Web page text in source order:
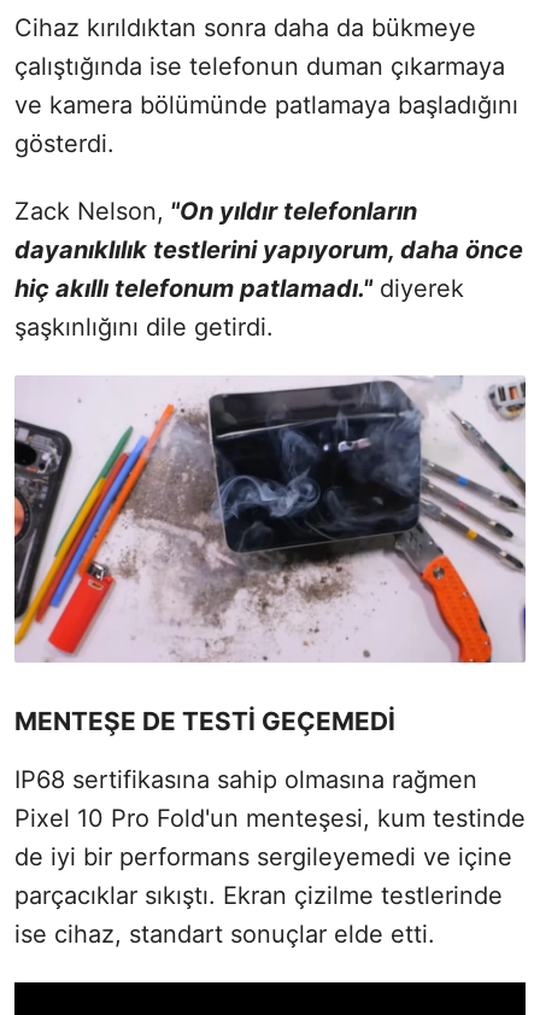
Cihaz kırıldıktan sonra daha da bükmeye
çalıştığında ise telefonun duman çıkarmaya
ve kamera bölümünde patlamaya başladığını
gösterdi.
Zack Nelson, "On yıldır telefonların
dayanıklılık testlerini yapıyorum, daha önce
hiç akıllı telefonum patlamadı."diyerek
şaşkınlığını dile getirdi.
MENTEŞE DE TESTİ GEÇEMEDİ
IP68 sertifikasına sahip olmasına rağmen
Pixel 10 Pro Fold'un menteşesi, kum testinde
de iyi bir performans sergileyemedi ve içine
parçacıklar sıkıştı. Ekran çizilme testlerinde
ise cihaz, standart sonuçlar elde etti.